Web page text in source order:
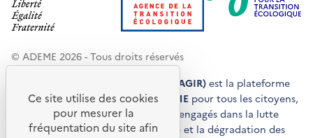
© ADEME 2026 - Tous droits réservés
Agir pour la transition écologique (AGIR) est la plateforme
de conseils et de services de l'ADEME pour tous les citoyens,
acteurs économiques et territoires engagés dans la lutte
contre le réchauffement climatique et la dégradation des
Ce site utilise des cookies
pour mesurer la
fréquentation du site afin